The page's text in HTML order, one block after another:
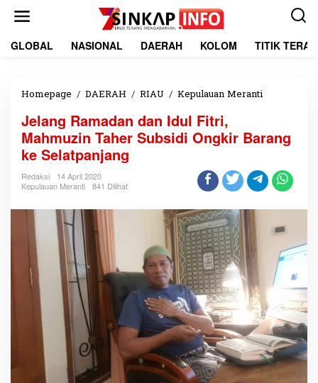
GLOBAL NASIONAL DAERAH KOLOM TITIK
Homepage / DAERAH / RIAU / Kepulauan Meranti
a
n
R
a
a
d
u
l
F
i
t
Jelang Ramadan dan Idul Fitri,
Mahmuzin Taher Subsidi Ongkir Barang
ke Selatpanjang
Redaksi
14 April 2020
Kepulauan Meranti
841 Dilihat